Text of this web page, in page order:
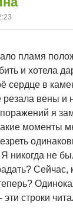
пламя
и хотела
сердце в
резала вены
я
моменты
никогда не
Сейчас,
эти строки